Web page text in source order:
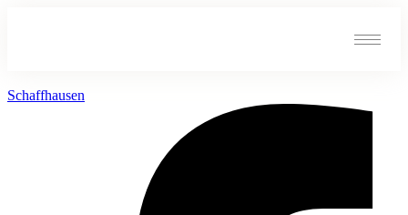
Schaffhausen